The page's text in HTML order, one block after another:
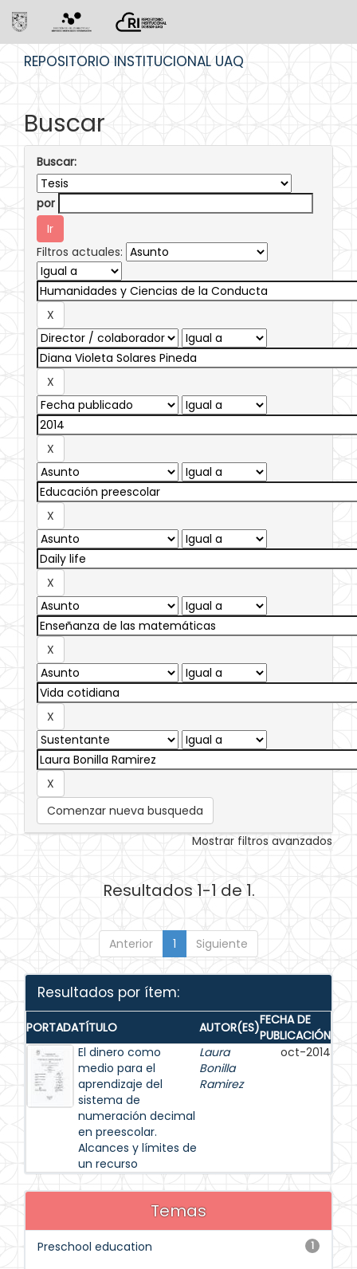
REPOSITORIO INSTITUCIONAL UAQ
Buscar
Buscar:
por
Filtros actuales:
Comenzar nueva busqueda
Mostrar filtros avanzados
Resultados 1-1 de 1.
Anterior 1 Siguiente
Resultados por ítem:
PORTADATÍTULO AUTOR(ES)FECHA DE
PUBLICACIÓN
El dinero como
medio para el
aprendizaje del
sistema de
numeración decimal
en preescolar.
Alcances y límites de
un recurso
Laura
Bonilla
Ramirez
oct-2014
Temas
1
Preschool education